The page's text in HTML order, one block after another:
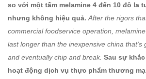
so với một tấm melamine 4 đến 10 đô la
nhưng không hiệu quả. After the rigors
commercial foodservice operation,
last longer than the inexpensive china that's
and eventually chip and break. Sau sự
hoạt động dịch vụ thực phẩm thương